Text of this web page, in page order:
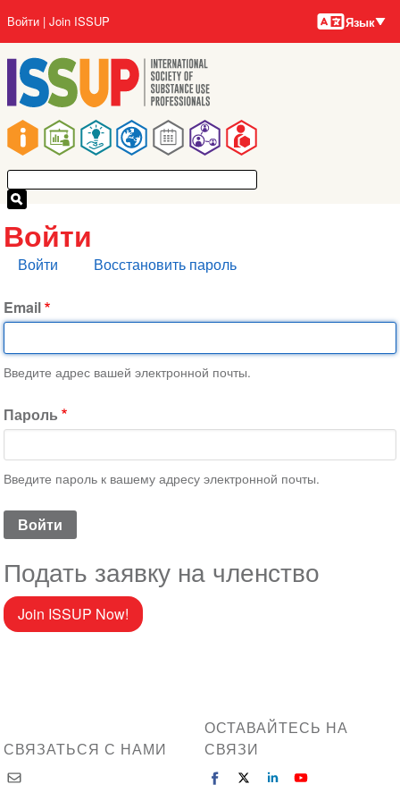
основному
содержанию
Main
navigation
User
account
menu
Войти Join ISSUP Языки
Язык
Войти
Главные
Войти Восстановить пароль
Email
Введите адрес вашей электронной почты.
Пароль
Введите пароль к вашему адресу электронной почты.
Подать заявку на членство
Join ISSUP Now!
СВЯЗАТЬСЯ С НАМИ
ОСТАВАЙТЕСЬ НА
СВЯЗИ